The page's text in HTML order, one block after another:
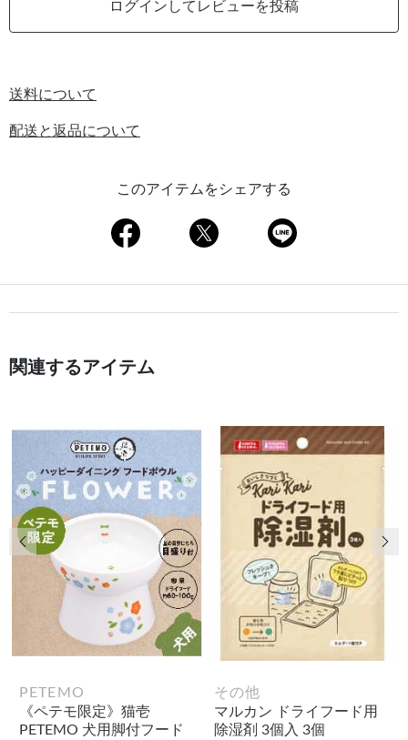
ログインしてレビューを投稿
送料について
配送と返品について
このアイテムをシェアする
関連するアイテム
PETEMO
《ペテモ限定》猫壱
PETEMO 犬用脚付フード
その他
マルカン ドライフード用
除湿剤 3個入 3個
前の画像 次